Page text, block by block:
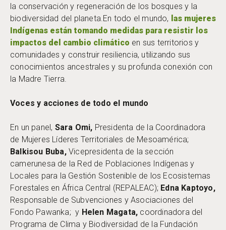
la conservación y regeneración de los bosques y la
biodiversidad del planeta.En todo el mundo, las mujeres
Indígenas están tomando medidas para resistir los
impactos del cambio climático en sus territorios y
comunidades y construir resiliencia, utilizando sus
conocimientos ancestrales y su profunda conexión con
la Madre Tierra.
Voces y acciones de todo el mundo
En un panel, Sara Omi, Presidenta de la Coordinadora
de Mujeres Líderes Territoriales de Mesoamérica;
Balkisou Buba, Vicepresidenta de la sección
camerunesa de la Red de Poblaciones Indígenas y
Locales para la Gestión Sostenible de los Ecosistemas
Forestales en África Central (REPALEAC); Edna Kaptoyo,
Responsable de Subvenciones y Asociaciones del
Fondo Pawanka; y Helen Magata, coordinadora del
Programa de Clima y Biodiversidad de la Fundación